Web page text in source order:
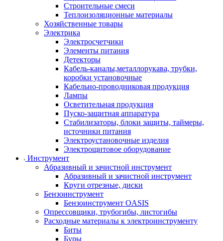
Строительные смеси
Теплоизоляционные материалы
Хозяйственные товары
Электрика
Электросчетчики
Элементы питания
Детекторы
Кабель-каналы,металлорукава, трубки,
коробки установочные
Кабельно-проводниковая продукция
Лампы
Осветительная продукция
Пуско-защитная аппаратура
Стабилизаторы, блоки защиты, таймеры,
источники питания
Электроустановочные изделия
Электрощитовое оборудование
Инструмент
Абразивный и зачистной инструмент
Абразивный и зачистной инструмент
Круги отрезные, диски
Бензоинструмент
Бензоинструмент OASIS
Опрессовщики, трубогибы, листогибы
Расходные материалы к электроинструменту
Биты
Буры